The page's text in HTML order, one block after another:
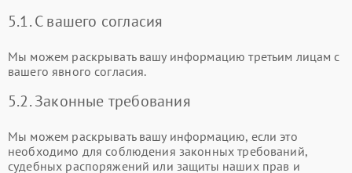
5.1. С вашего согласия
Мы можем раскрывать вашу информацию третьим лицам с
вашего явного согласия.
5.2. Законные требования
Мы можем раскрывать вашу информацию, если это
необходимо для соблюдения законных требований,
судебных распоряжений или защиты наших прав и